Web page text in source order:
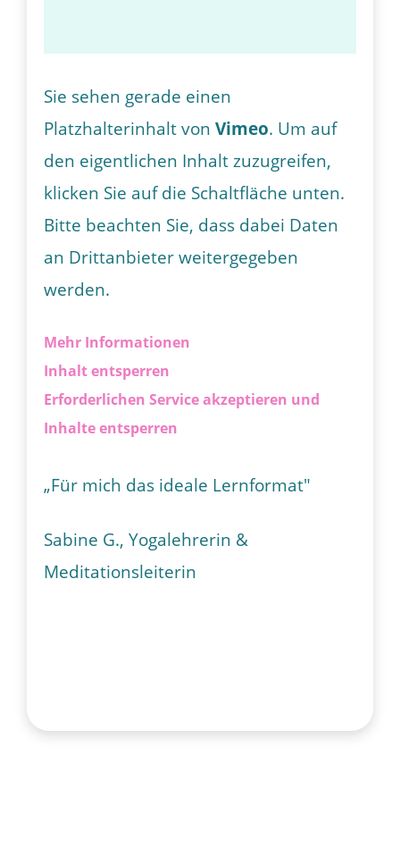
Sie sehen gerade einen
Platzhalterinhalt vonVimeo. Um auf
den eigentlichen Inhalt zuzugreifen,
klicken Sie auf die Schaltfläche unten.
Bitte beachten Sie, dass dabei Daten
an Drittanbieter weitergegeben
werden.
Mehr Informationen
Inhalt entsperren
Erforderlichen Service akzeptieren und
Inhalte entsperren
„Für mich das ideale Lernformat"
Sabine G., Yogalehrerin &
Meditationsleiterin